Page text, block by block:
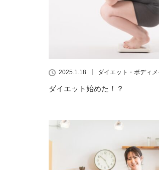
2025.1.18 ダイエット・ボディメ
ダイエット始めた！？